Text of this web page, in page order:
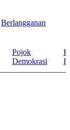
Berlangganan
Pojok
Demokrasi